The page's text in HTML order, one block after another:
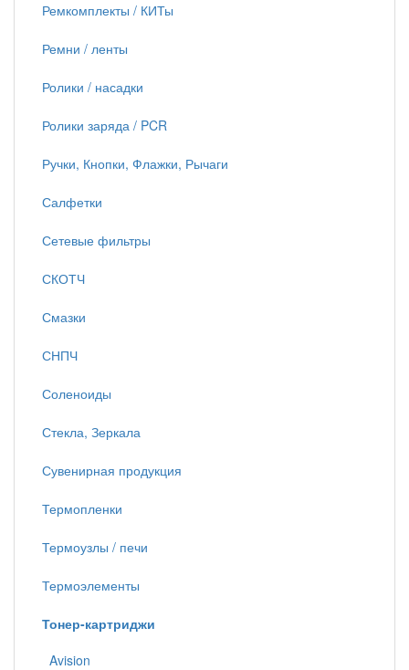
Ремкомплекты / КИТы
Ремни / ленты
Ролики / насадки
Ролики заряда / PCR
Ручки, Кнопки, Флажки, Рычаги
Салфетки
Сетевые фильтры
СКОТЧ
Смазки
СНПЧ
Соленоиды
Стекла, Зеркала
Сувенирная продукция
Термопленки
Термоузлы / печи
Термоэлементы
Тонер-картриджи
Avision